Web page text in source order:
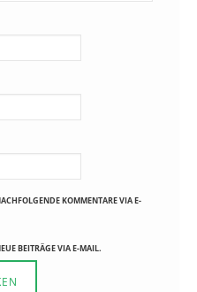
KOMMENTARE VIA E-
BEITRÄGE VIA E-MAIL.